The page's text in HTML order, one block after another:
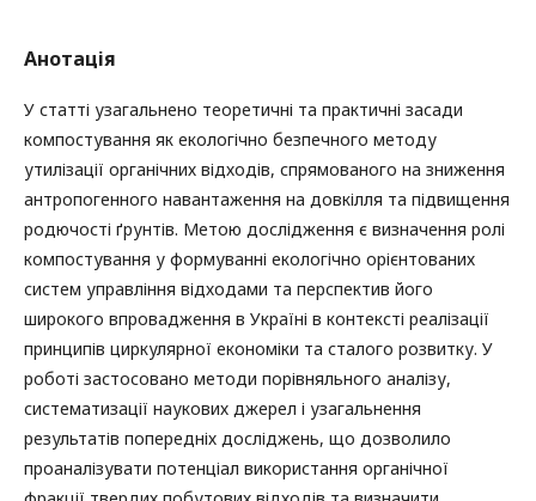
Анотація
У статті узагальнено теоретичні та практичні засади
компостування як екологічно безпечного методу
утилізації органічних відходів, спрямованого на зниження
антропогенного навантаження на довкілля та підвищення
родючості ґрунтів. Метою дослідження є визначення ролі
компостування у формуванні екологічно орієнтованих
систем управління відходами та перспектив його
широкого впровадження в Україні в контексті реалізації
принципів циркулярної економіки та сталого розвитку. У
роботі застосовано методи порівняльного аналізу,
систематизації наукових джерел і узагальнення
результатів попередніх досліджень, що дозволило
проаналізувати потенціал використання органічної